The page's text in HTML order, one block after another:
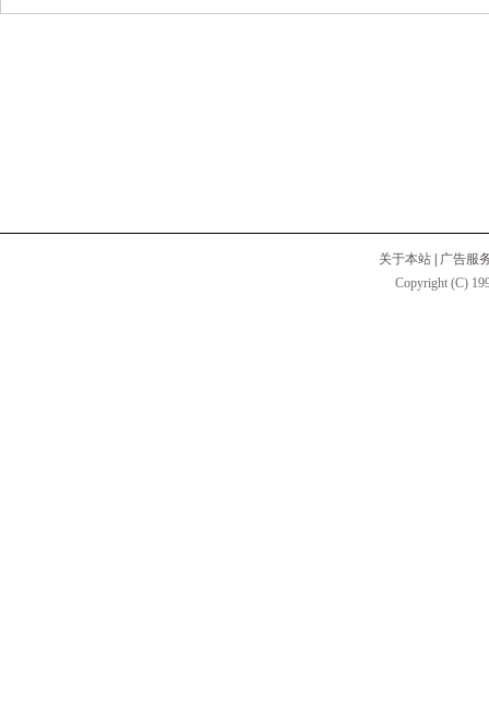
关于本站
广告服
Copyright (C)